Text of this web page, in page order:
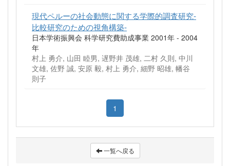
現代ペルーの社会動態に関する学際的調査研究-
比較研究のための視角構築-
日本学術振興会 科学研究費助成事業 2001年 - 2004
年
村上 勇介, 山田 睦男, 遅野井 茂雄, 二村 久則, 中川
文雄, 佐野 誠, 安原 毅, 村上 勇介, 細野 昭雄, 幡谷
則子
1
一覧へ戻る